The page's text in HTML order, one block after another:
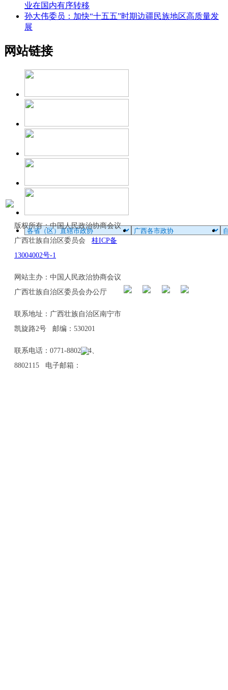
业在国内有序转移
孙大伟委员：加快“十五五”时期边疆民族地区高质量发
展
网站链接
版权所有：中国人民政治协商会议
广西壮族自治区委员会 桂ICP备
13004002号-1
网站主办：中国人民政治协商会议
广西壮族自治区委员会办公厅
联系地址：广西壮族自治区南宁市
凯旋路2号 邮编：530201
联系电话：0771-8802114、
8802115 电子邮箱：